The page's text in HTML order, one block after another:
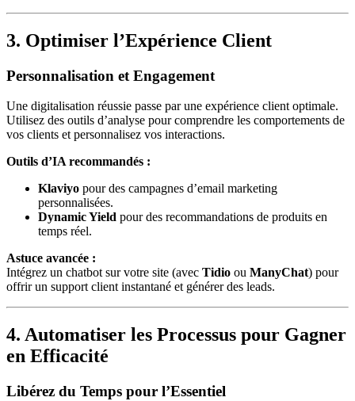
3. Optimiser l’Expérience Client
Personnalisation et Engagement
Une digitalisation réussie passe par une expérience client optimale.
Utilisez des outils d’analyse pour comprendre les comportements de
vos clients et personnalisez vos interactions.
Outils d’IA recommandés :
Klaviyo pour des campagnes d’email marketing
personnalisées.
Dynamic Yield pour des recommandations de produits en
temps réel.
Astuce avancée :
Intégrez un chatbot sur votre site (avec Tidio ou ManyChat) pour
offrir un support client instantané et générer des leads.
4. Automatiser les Processus pour Gagner
en Efficacité
Libérez du Temps pour l’Essentiel